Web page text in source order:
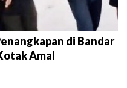
di Bandar
Amal